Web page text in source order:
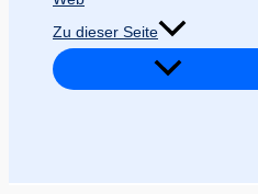
Zu dieser Seite